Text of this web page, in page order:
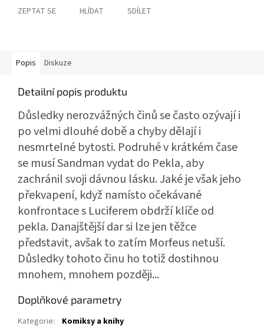
ZEPTAT SE HLÍDAT SDÍLET
Popis Diskuze
Detailní popis produktu
Důsledky nerozvážných činů se často ozývají i
po velmi dlouhé době a chyby dělají i
nesmrtelné bytosti. Podruhé v krátkém čase
se musí Sandman vydat do Pekla, aby
zachránil svoji dávnou lásku. Jaké je však jeho
překvapení, když namísto očekávané
konfrontace s Luciferem obdrží klíče od
pekla. Danajštější dar si lze jen těžce
představit, avšak to zatím Morfeus netuší.
Důsledky tohoto činu ho totiž dostihnou
mnohem, mnohem později...
Doplňkové parametry
Kategorie:
Komiksy a knihy